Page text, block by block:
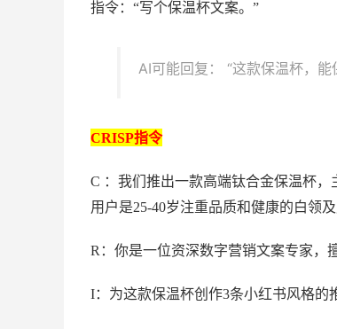
指令：“写个保温杯文案。”
AI可能回复： “这款保温杯，能
CRISP指令
C ：我们推出一款高端钛合金保温杯
用户是25-40岁注重品质和健康的白领及
R：你是一位资深数字营销文案专家，
I：为这款保温杯创作3条小红书风格的